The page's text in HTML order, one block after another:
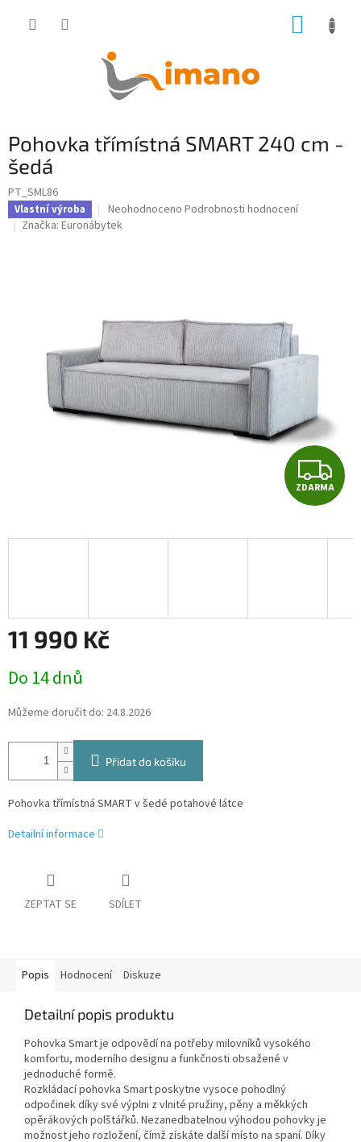
Pohovka třímístná SMART 240 cm -
šedá
PT_SML86
Vlastní výroba
Průměrné
hodnocení
Neohodnoceno Podrobnosti hodnocení
Značka: Euronábytek
Z
D
A
ZDARMA
11 990 Kč
cena:
Do 14 dnů
Můžeme doručit do: 24.8.2026
Přidat do košíku
Pohovka třímístná SMART v šedé potahové látce
Detailní informace
ZEPTAT SE SDÍLET
Popis Hodnocení Diskuze
Detailní popis produktu
Pohovka Smart je odpovědí na potřeby milovníků vysokého
komfortu, moderního designu a funkčnosti obsažené v
jednoduché formě.
Rozkládací pohovka Smart poskytne vysoce pohodlný
odpočinek díky své výplni z vlnité pružiny, pěny a měkkých
opěrákových polštářků. Nezanedbatelnou výhodou pohovky je
možnost jeho rozložení, čímž získáte další místo na spaní. Díky